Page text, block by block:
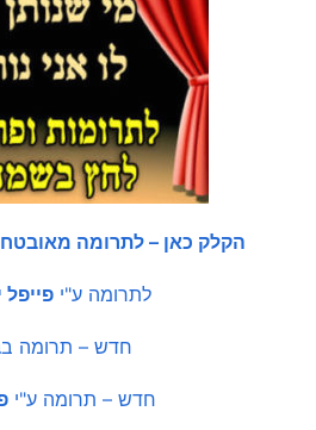
הקלק כאן – לתרומה
לתרומה ע"י
חדש – תרומה ב
חדש – תרומה ע"י